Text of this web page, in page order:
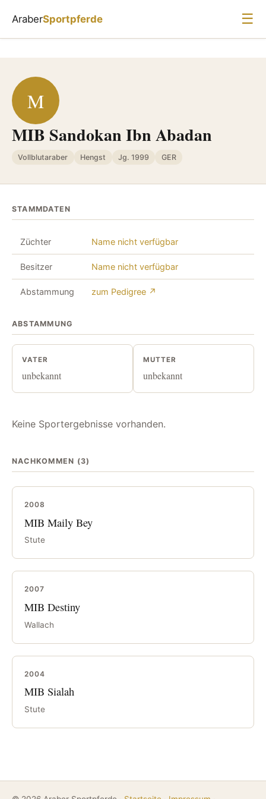
AraberSportpferde ☰
M
MIB Sandokan Ibn Abadan
Vollblutaraber Hengst Jg. 1999 GER
STAMMDATEN
Züchter Name nicht verfügbar
Besitzer Name nicht verfügbar
Abstammung zum Pedigree ↗
ABSTAMMUNG
VATER
unbekannt
MUTTER
unbekannt
Keine Sportergebnisse vorhanden.
NACHKOMMEN (3)
2008
MIB Maily Bey
Stute
2007
MIB Destiny
Wallach
2004
MIB Sialah
Stute